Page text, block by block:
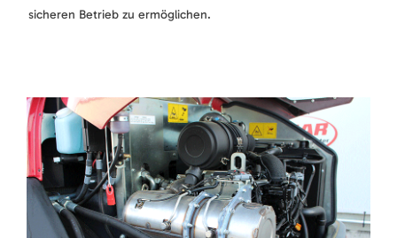
sicheren Betrieb zu ermöglichen.